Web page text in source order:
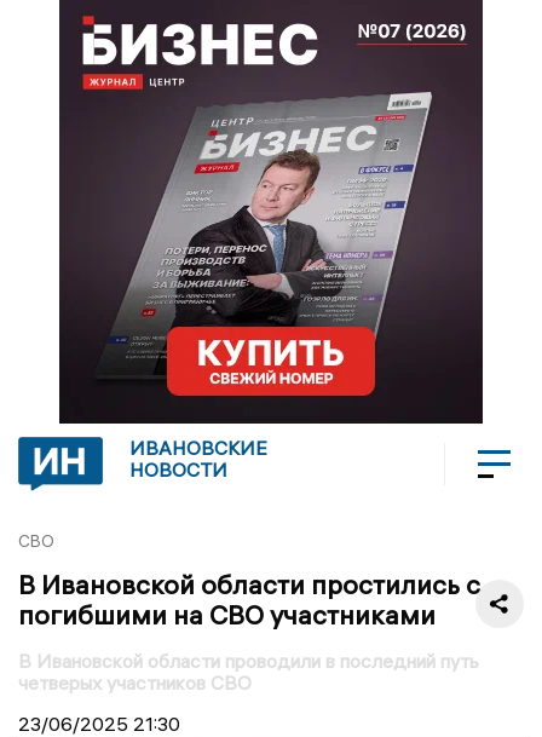
ИВАНОВСКИЕ
НОВОСТИ
СВО
В Ивановской области простились с
погибшими на СВО участниками
В Ивановской области проводили в последний путь
четверых участников СВО
23/06/2025 21:30